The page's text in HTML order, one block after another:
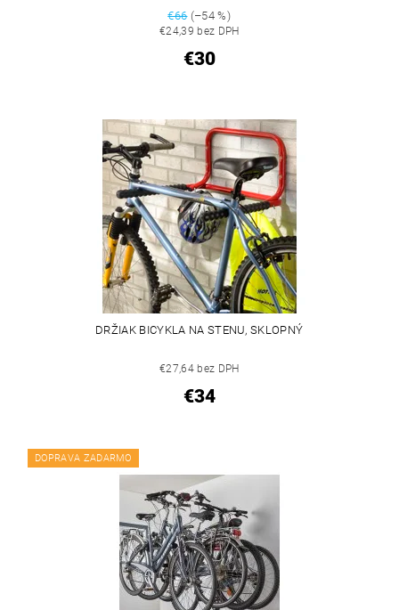
€66(–54 %)
€24,39 bez DPH
€30
DRŽIAK BICYKLA NA STENU, SKLOPNÝ
€27,64 bez DPH
€34
DOPRAVA ZADARMO